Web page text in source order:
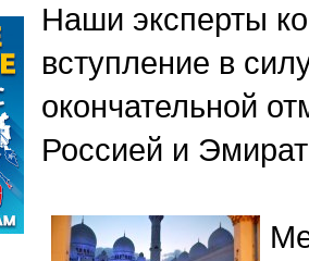
Наши эксперты
вступление в
окончательной
Россией и